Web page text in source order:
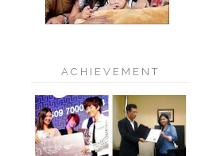
ACHIEVEMENT